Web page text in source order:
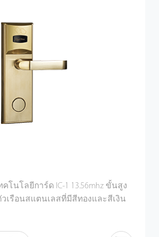
คโนโลยีการ์ด IC-1 13.56mhz ขั้นสูง
เรือนสแตนเลสที่มีสีทองและสีเงิน